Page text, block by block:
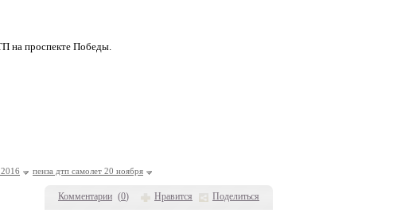
Комментарии (0) Нравится Поделиться
на проспекте Победы.
пенза дтп самолет 20 ноября